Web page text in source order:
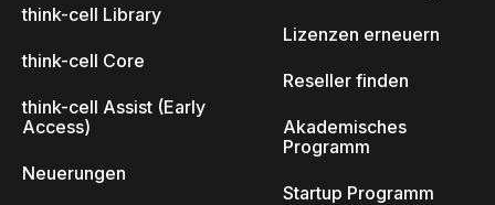
think-cell Library
think-cell Core
think-cell Assist (Early
Access)
Neuerungen
Lizenzen erneuern
Reseller finden
Akademisches
Programm
Startup Programm